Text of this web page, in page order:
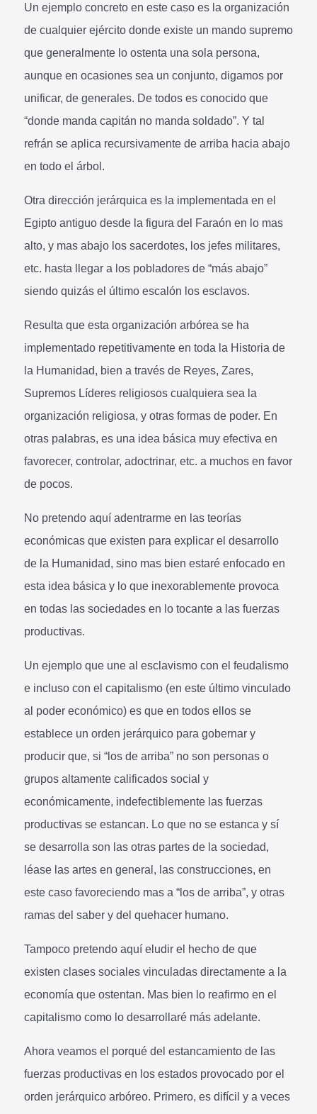
Un ejemplo concreto en este caso es la organización
de cualquier ejército donde existe un mando supremo
que generalmente lo ostenta una sola persona,
aunque en ocasiones sea un conjunto, digamos por
unificar, de generales. De todos es conocido que
“donde manda capitán no manda soldado”. Y tal
refrán se aplica recursivamente de arriba hacia abajo
en todo el árbol.
Otra dirección jerárquica es la implementada en el
Egipto antiguo desde la figura del Faraón en lo mas
alto, y mas abajo los sacerdotes, los jefes militares,
etc. hasta llegar a los pobladores de “más abajo”
siendo quizás el último escalón los esclavos.
Resulta que esta organización arbórea se ha
implementado repetitivamente en toda la Historia de
la Humanidad, bien a través de Reyes, Zares,
Supremos Líderes religiosos cualquiera sea la
organización religiosa, y otras formas de poder. En
otras palabras, es una idea básica muy efectiva en
favorecer, controlar, adoctrinar, etc. a muchos en favor
de pocos.
No pretendo aquí adentrarme en las teorías
económicas que existen para explicar el desarrollo
de la Humanidad, sino mas bien estaré enfocado en
esta idea básica y lo que inexorablemente provoca
en todas las sociedades en lo tocante a las fuerzas
productivas.
Un ejemplo que une al esclavismo con el feudalismo
e incluso con el capitalismo (en este último vinculado
al poder económico) es que en todos ellos se
establece un orden jerárquico para gobernar y
producir que, si “los de arriba” no son personas o
grupos altamente calificados social y
económicamente, indefectiblemente las fuerzas
productivas se estancan. Lo que no se estanca y sí
se desarrolla son las otras partes de la sociedad,
léase las artes en general, las construcciones, en
este caso favoreciendo mas a “los de arriba”, y otras
ramas del saber y del quehacer humano.
Tampoco pretendo aquí eludir el hecho de que
existen clases sociales vinculadas directamente a la
economía que ostentan. Mas bien lo reafirmo en el
capitalismo como lo desarrollaré más adelante.
Ahora veamos el porqué del estancamiento de las
fuerzas productivas en los estados provocado por el
orden jerárquico arbóreo. Primero, es difícil y a veces